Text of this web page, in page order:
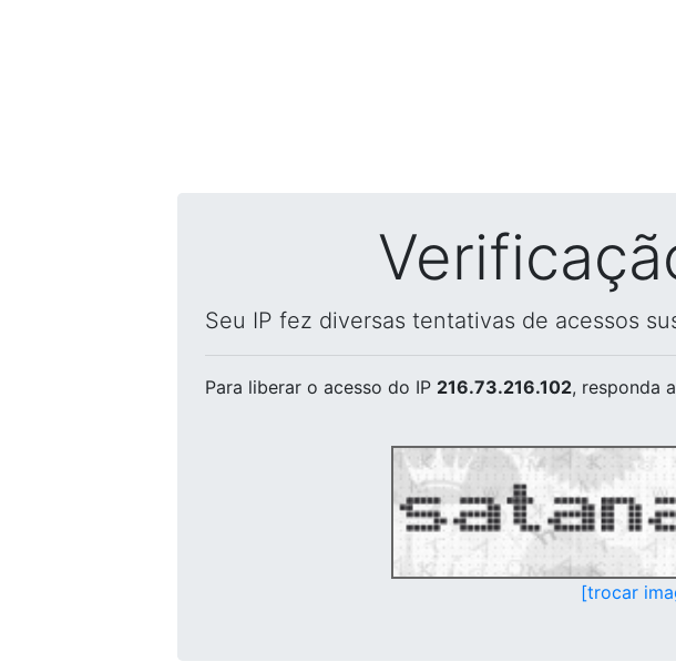
Seu IP fez diversas tentativas de acessos
Para liberar o acesso do IP 216.73.216.102, responda
[trocar